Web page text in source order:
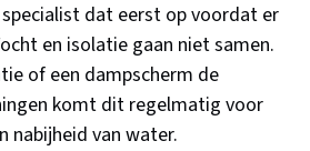
dat eerst op voordat er
en isolatie gaan niet samen.
of een dampscherm de
komt dit regelmatig voor
nabijheid van water.